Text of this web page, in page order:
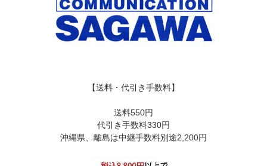
【送料・代引き手数料】
送料550円
代引き手数料330円
沖縄県、離島は中継手数料別途2,200円